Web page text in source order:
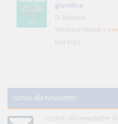
giuridica
D. Minussi
Versione ebook € 5,99
(iva incl.)
Iscriviti alla Newsletter
Iscriviti alla newsletter